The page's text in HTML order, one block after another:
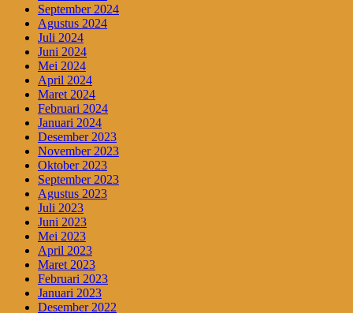
September 2024
Agustus 2024
Juli 2024
Juni 2024
Mei 2024
April 2024
Maret 2024
Februari 2024
Januari 2024
Desember 2023
November 2023
Oktober 2023
September 2023
Agustus 2023
Juli 2023
Juni 2023
Mei 2023
April 2023
Maret 2023
Februari 2023
Januari 2023
Desember 2022